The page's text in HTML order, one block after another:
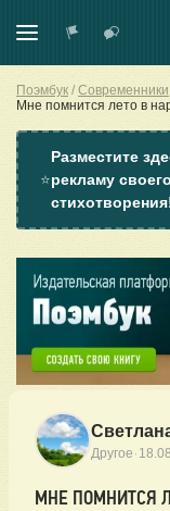
Поэмбук Современники
Мне помнится лето в
⭐
Разместите
рекламу своего
Другое ·
МНЕ ПОМНИТСЯ